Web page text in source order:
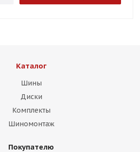
Каталог
Шины
Диски
Комплекты
Шиномонтаж
Покупателю